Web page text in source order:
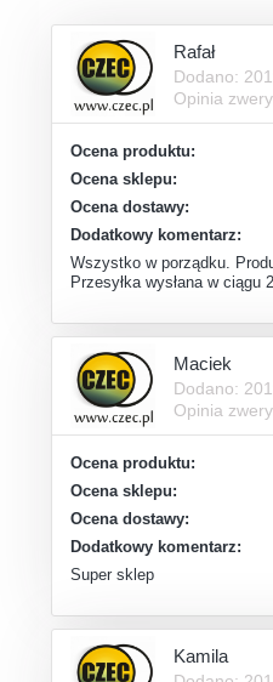
Rafał
Dodano:
Opinia
Ocena produktu:
Ocena sklepu:
Ocena dostawy:
Dodatkowy komentarz:
Wszystko w porządku.
Przesyłka wysłana w ciągu
Maciek
Dodano:
Opinia
Ocena produktu:
Ocena sklepu:
Ocena dostawy:
Dodatkowy komentarz:
Super sklep
Kamila